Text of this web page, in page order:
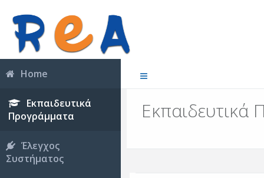
Home
Εκπαιδευτικά
Προγράμματα
Έλεγχος
Συστήματος